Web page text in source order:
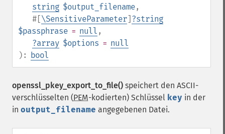
string $output_filename,
#[\SensitiveParameter] ?string
$passphrase = null ,
?array $options = null
): bool
openssl_pkey_export_to_file() speichert den ASCII-
verschlüsselten (PEM-kodierten) Schlüssel key in der
in output_filename angegebenen Datei.